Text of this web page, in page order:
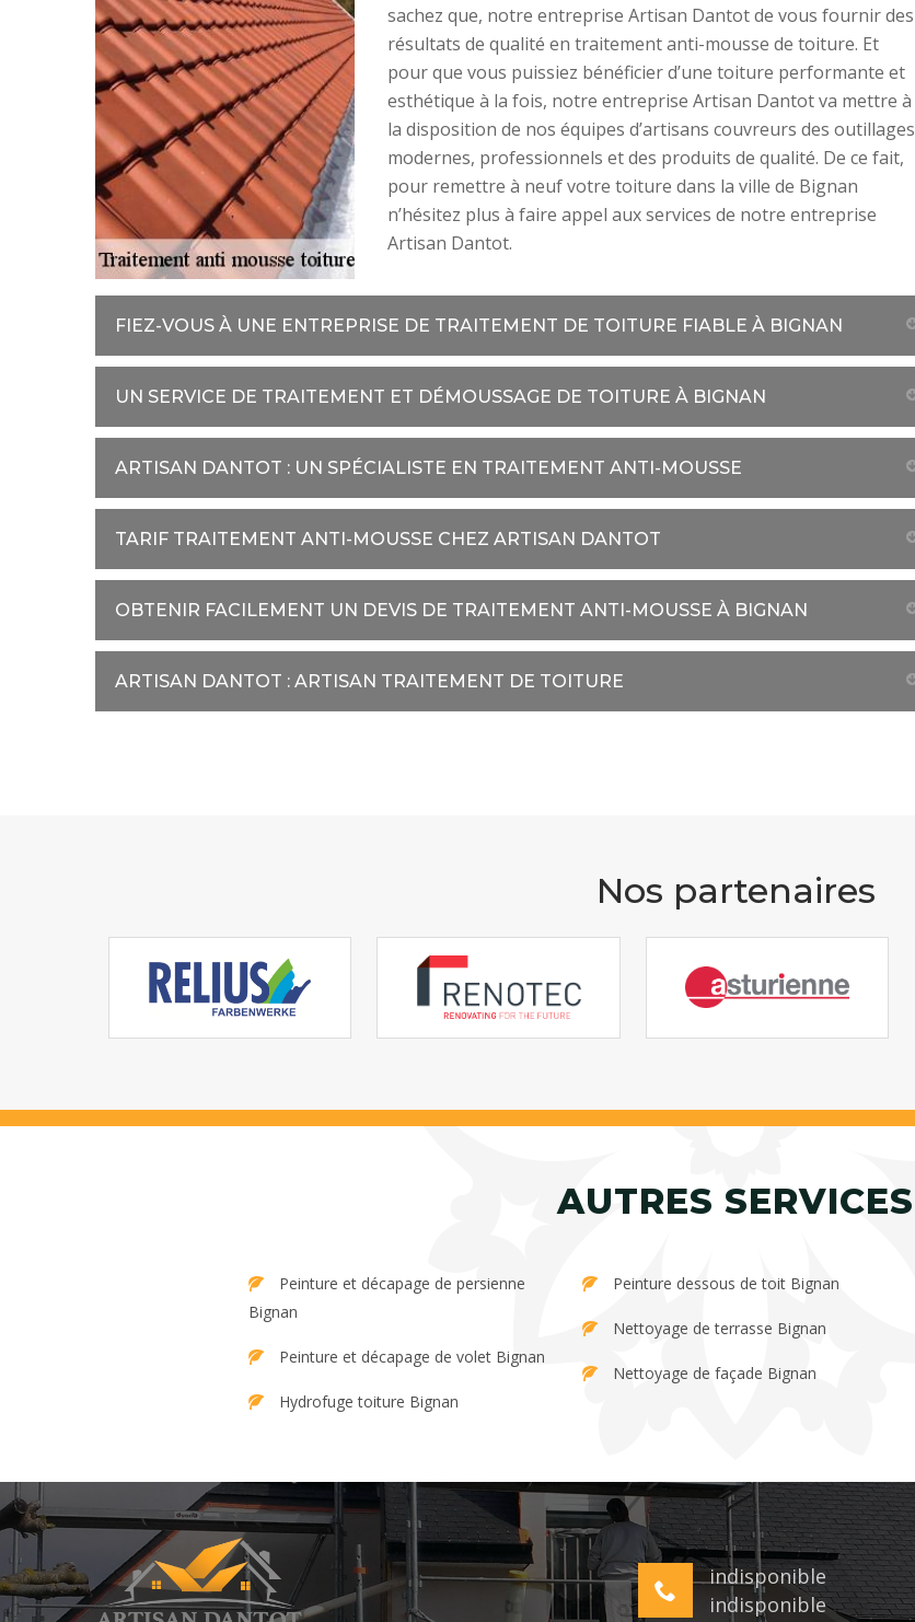
sachez que, notre entreprise Artisan Dantot de vous fournir des
résultats de qualité en traitement anti-mousse de toiture. Et
pour que vous puissiez bénéficier d’une toiture performante et
esthétique à la fois, notre entreprise Artisan Dantot va mettre à
la disposition de nos équipes d’artisans couvreurs des outillages
modernes, professionnels et des produits de qualité. De ce fait,
pour remettre à neuf votre toiture dans la ville de Bignan
n’hésitez plus à faire appel aux services de notre entreprise
Artisan Dantot.
FIEZ-VOUS À UNE ENTREPRISE DE TRAITEMENT DE TOITURE FIABLE À BIGNAN
UN SERVICE DE TRAITEMENT ET DÉMOUSSAGE DE TOITURE À BIGNAN
ARTISAN DANTOT : UN SPÉCIALISTE EN TRAITEMENT ANTI-MOUSSE
TARIF TRAITEMENT ANTI-MOUSSE CHEZ ARTISAN DANTOT
OBTENIR FACILEMENT UN DEVIS DE TRAITEMENT ANTI-MOUSSE À BIGNAN
ARTISAN DANTOT : ARTISAN TRAITEMENT DE TOITURE
Nos partenaires
AUTRES SERVICES
Bignan
Peinture et décapage de volet Bignan
Hydrofuge toiture Bignan
Peinture dessous de toit Bignan
Nettoyage de terrasse Bignan
Nettoyage de façade Bignan
indisponible
indisponible